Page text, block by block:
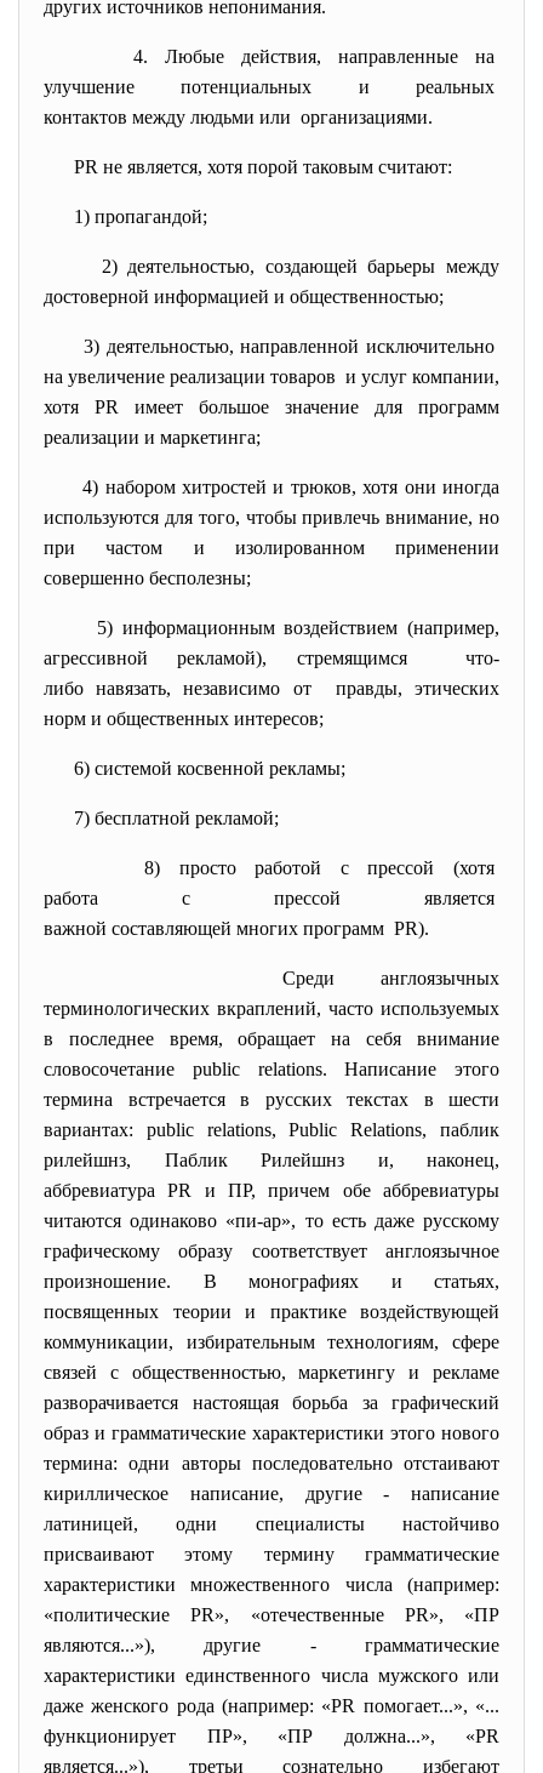
других источников непонимания.
4. Любые действия, направленные на
улучшение потенциальных и реальных
контактов между людьми или организациями.
PR не является, хотя порой таковым считают:
1) пропагандой;
2) деятельностью, создающей барьеры между
достоверной информацией и общественностью;
3) деятельностью, направленной исключительно
на увеличение реализации товаров и услуг компании,
хотя PR имеет большое значение для программ
реализации и маркетинга;
4) набором хитростей и трюков, хотя они иногда
используются для того, чтобы привлечь внимание, но
при частом и изолированном применении
совершенно бесполезны;
5) информационным воздействием (например,
агрессивной рекламой), стремящимся что-
либо навязать, независимо от правды, этических
норм и общественных интересов;
6) системой косвенной рекламы;
7) бесплатной рекламой;
8) просто работой с прессой (хотя
работа с прессой является
важной составляющей многих программ PR).
Среди англоязычных
терминологических вкраплений, часто используемых
в последнее время, обращает на себя внимание
словосочетание public relations. Написание этого
термина встречается в русских текстах в шести
вариантах: public relations, Public Relations, паблик
рилейшнз, Паблик Рилейшнз и, наконец,
аббревиатура PR и ПР, причем обе аббревиатуры
читаются одинаково «пи-ар», то есть даже русскому
графическому образу соответствует англоязычное
произношение. В монографиях и статьях,
посвященных теории и практике воздействующей
коммуникации, избирательным технологиям, сфере
связей с общественностью, маркетингу и рекламе
разворачивается настоящая борьба за графический
образ и грамматические характеристики этого нового
термина: одни авторы последовательно отстаивают
кириллическое написание, другие - написание
латиницей, одни специалисты настойчиво
присваивают этому термину грамматические
характеристики множественного числа (например:
«политические PR», «отечественные PR», «ПР
являются...»), другие - грамматические
характеристики единственного числа мужского или
даже женского рода (например: «PR помогает...», «...
функционирует ПР», «ПР должна...», «PR
является...»), третьи сознательно избегают